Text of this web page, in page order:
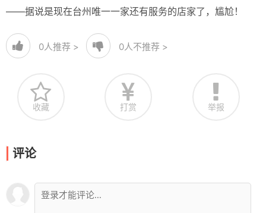
——据说是现在台州唯一一家还有服务的店家了，尴尬！
0人推荐 > 0人不推荐 >
收藏 打赏 举报
评论